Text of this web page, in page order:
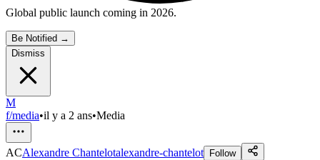
Global public launch coming in 2026.
Be Notified →
Dismiss
M
f/media•il y a 2 ans•Media
ACAlexandre Chantelotalexandre-chantelot Follow